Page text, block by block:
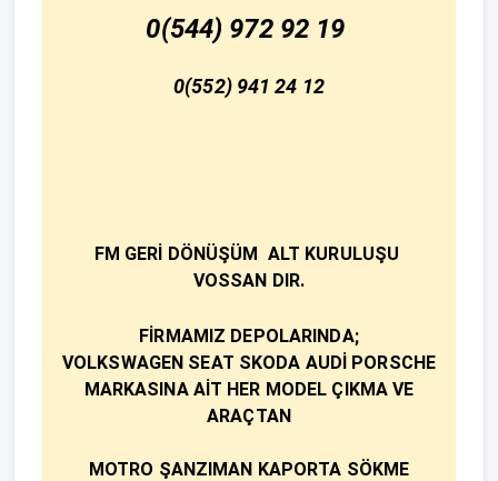
0(544) 972 92 19
0(552) 941 24 12
FM GERİ DÖNÜŞÜM ALT KURULUŞU
VOSSAN DIR.
FİRMAMIZ DEPOLARINDA;​
VOLKSWAGEN SEAT SKODA AUDİ PORSCHE
MARKASINA AİT HER MODEL ÇIKMA VE
ARAÇTAN
MOTRO ŞANZIMAN KAPORTA SÖKME